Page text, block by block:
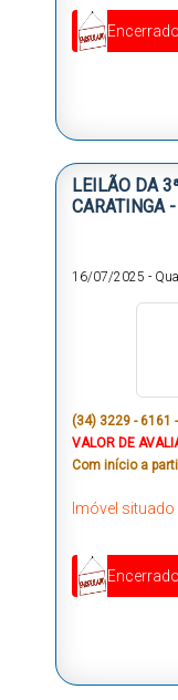
Encerrado
LEILÃO DA
CARATINGA
16/07/2025 -
(34) 3229 - 6161
VALOR DE
Com início a
Imóvel
Encerrado